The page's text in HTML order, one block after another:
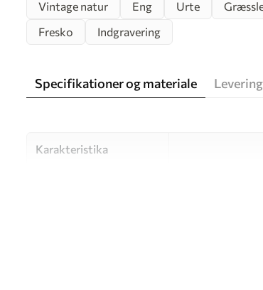
Vintage natur Eng Urte
Fresko
Indgravering
Specifikationer og materiale
Karakteristika